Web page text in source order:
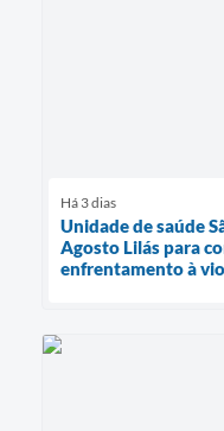
Há 3 dias
Unidade de saúde
Agosto Lilás para
enfrentamento à